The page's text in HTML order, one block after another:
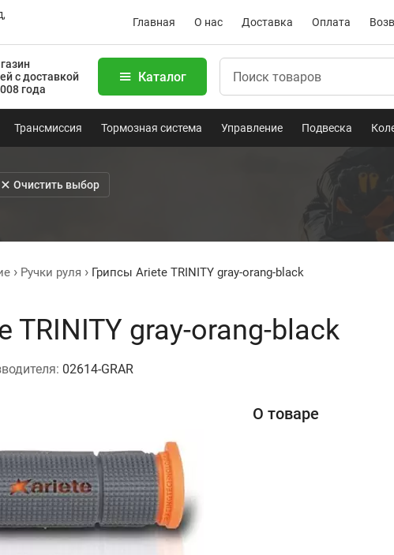
Главная О нас Доставка Оплата
с доставкой
года
Каталог
Трансмиссия Тормозная система Управление Подвеска
Очистить выбор
Ручки руля Грипсы Ariete TRINITY gray-orang-black
TRINITY gray-orang-black
02614-GRAR
О товаре